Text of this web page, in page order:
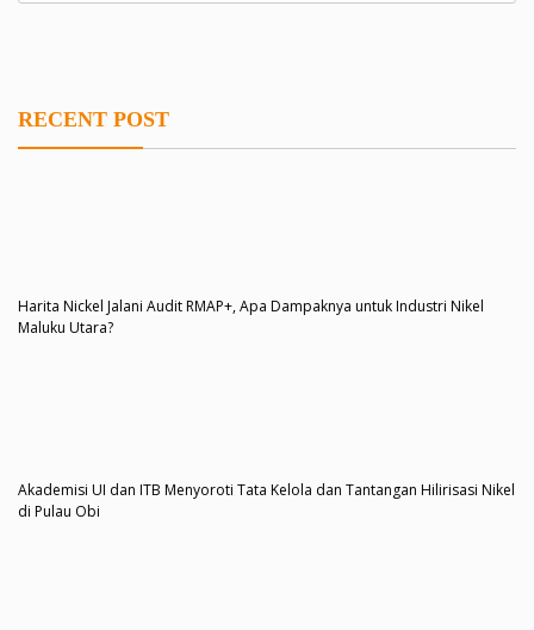
RECENT POST
Harita Nickel Jalani Audit RMAP+, Apa Dampaknya untuk Industri Nikel
Maluku Utara?
Akademisi UI dan ITB Menyoroti Tata Kelola dan Tantangan Hilirisasi Nikel
di Pulau Obi